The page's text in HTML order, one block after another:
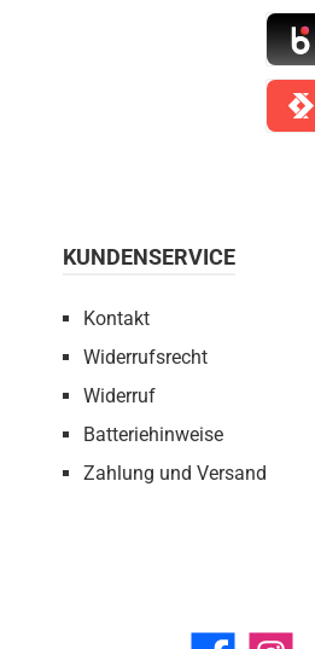
Blik
KUNDENSERVICE
Kontakt
Widerrufsrecht
Widerruf
Batteriehinweise
Zahlung und Versand